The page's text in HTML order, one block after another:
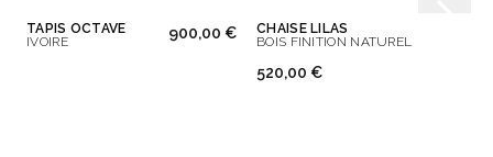
TAPIS OCTAVE
IVOIRE
900,00 €
CHAISE LILAS
BOIS FINITION NATUREL
520,00 €